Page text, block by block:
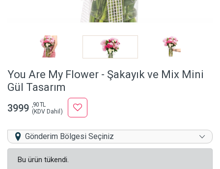
You Are My Flower - Şakayık ve Mix Mini
Gül Tasarım
3999 ,90 TL
(KDV Dahil)
Gönderim Bölgesi Seçiniz
Bu ürün tükendi.